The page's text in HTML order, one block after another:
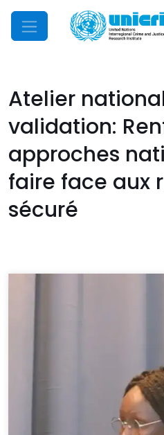
Mobile Menu
Atelier
validation:
approches
faire face aux
sécuré